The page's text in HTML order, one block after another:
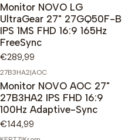
Monitor NOVO LG
UltraGear 27" 27GQ50F-B
IPS 1MS FHD 16:9 165Hz
FreeSync
€289,99
27B3HA2|AOC
Monitor NOVO AOC 27"
27B3HA2 IPS FHD 16:9
100Hz Adaptive-Sync
€144,99